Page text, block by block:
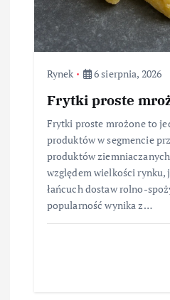
Rynek 6 sierpnia, 2026
Frytki proste
Frytki proste mrożone to
produktów w segmencie
produktów
względem wielkości rynku,
łańcuch dostaw rolno-
popularność wynika z…